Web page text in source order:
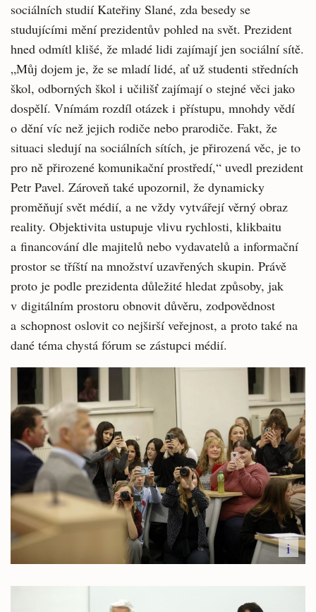
sociálních studií Kateřiny Slané, zda besedy se
studujícími mění prezidentův pohled na svět. Prezident
hned odmítl klišé, že mladé lidi zajímají jen sociální sítě.
„Můj dojem je, že se mladí lidé, ať už studenti středních
škol, odborných škol i učilišť zajímají o stejné věci jako
dospělí. Vnímám rozdíl otázek i přístupu, mnohdy vědí
o dění víc než jejich rodiče nebo prarodiče. Fakt, že
situaci sledují na sociálních sítích, je přirozená věc, je to
pro ně přirozené komunikační prostředí,“ uvedl prezident
Petr Pavel. Zároveň také upozornil, že dynamicky
proměňují svět médií, a ne vždy vytvářejí věrný obraz
reality. Objektivita ustupuje vlivu rychlosti, klikbaitu
a financování dle majitelů nebo vydavatelů a informační
prostor se tříští na množství uzavřených skupin. Právě
proto je podle prezidenta důležité hledat způsoby, jak
v digitálním prostoru obnovit důvěru, zodpovědnost
a schopnost oslovit co nejširší veřejnost, a proto také na
dané téma chystá fórum se zástupci médií.
i